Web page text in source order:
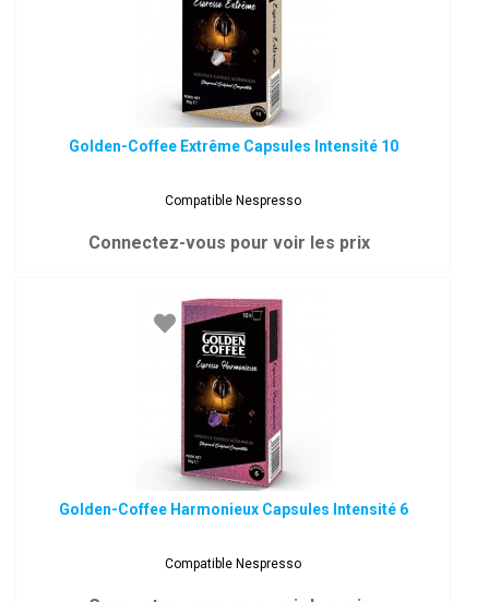
Golden-Coffee Extrême Capsules Intensité 10
Compatible Nespresso
Connectez-vous pour voir les prix
Golden-Coffee Harmonieux Capsules Intensité 6
Compatible Nespresso